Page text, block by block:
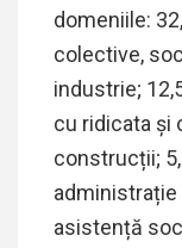
domeniile: 32,
colective,
industrie; 1
cu ridicata și
construcții;
administrație
asistență